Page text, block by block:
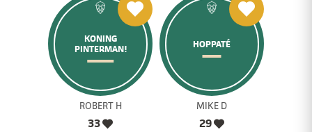
KONING
PINTERMAN!
ROBERT H
33
HOPPATÉ
MIKE D
29